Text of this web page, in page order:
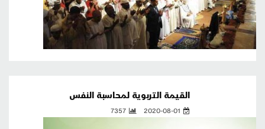
القيمة التربوية لمحاسبة النفس
2020-08-01
7357